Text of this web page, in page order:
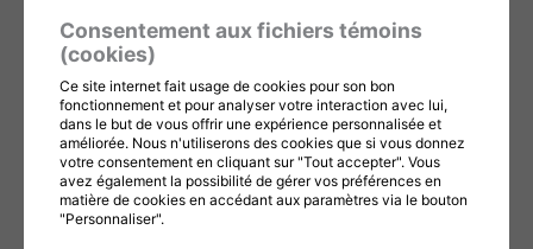
Courriel
Téléphone
Message
Consentement aux fichiers témoins
(cookies)
Ce site internet fait usage de cookies pour son bon
fonctionnement et pour analyser votre interaction avec lui,
dans le but de vous offrir une expérience personnalisée et
améliorée. Nous n'utiliserons des cookies que si vous donnez
votre consentement en cliquant sur "Tout accepter". Vous
avez également la possibilité de gérer vos préférences en
matière de cookies en accédant aux paramètres via le bouton
"Personnaliser".